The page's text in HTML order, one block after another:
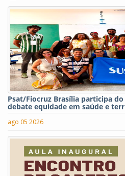
Psat/Fiocruz Brasília participa do
debate equidade em saúde e
ago 05 2026